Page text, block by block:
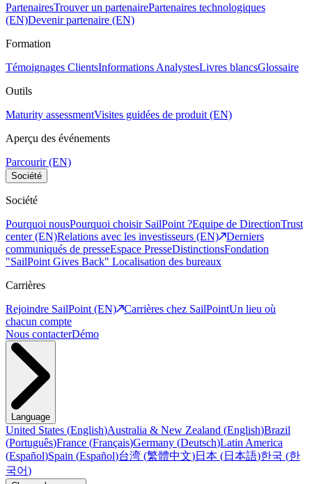
PartenairesTrouver un partenairePartenaires technologiques
(EN)Devenir partenaire (EN)
Formation
Témoignages ClientsInformations AnalystesLivres blancsGlossaire
Outils
Maturity assessmentVisites guidées de produit (EN)
Aperçu des événements
Parcourir (EN)
Société
Société
Pourquoi nousPourquoi choisir SailPoint ?Equipe de DirectionTrust
center (EN)Relations avec les investisseurs (EN)
Derniers
communiqués de presseEspace PresseDistinctionsFondation
"SailPoint Gives Back" Localisation des bureaux
Carrières
Rejoindre SailPoint (EN)
Carrières chez SailPointUn lieu où
chacun compte
Nous contacterDémo
Language
United States (English)Australia & New Zealand (English)Brazil
(Português)France (Français)Germany (Deutsch)Latin America
(Español)Spain (Español)台湾 (繁體中文)日本 (日本語)한국 (한
국어)